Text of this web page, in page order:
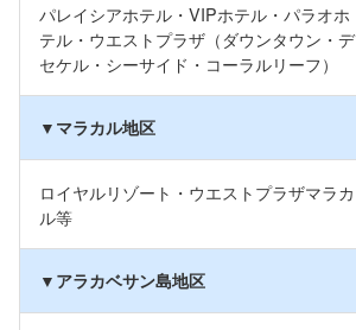
パレイシアホテル・VIPホテル・パラオホ
テル・ ウエストプラザ （ダウンタウン・デ
セケル・シーサイド・コーラルリーフ）
▼マラカル地区
ロイヤルリゾート・ウエストプラザマラカ
ル等
▼アラカベサン島地区